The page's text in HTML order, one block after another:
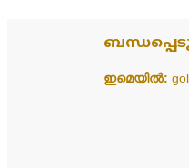
ഇമെയിൽ: